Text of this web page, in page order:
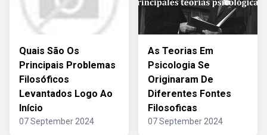
Quais São Os
Principais Problemas
Filosóficos
Levantados Logo Ao
Início
07 September 2024
As Teorias Em
Psicologia Se
Originaram De
Diferentes Fontes
Filosoficas
07 September 2024